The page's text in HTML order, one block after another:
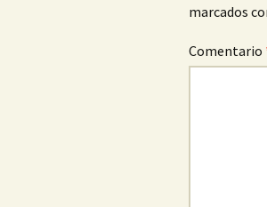
marcados
Comentario